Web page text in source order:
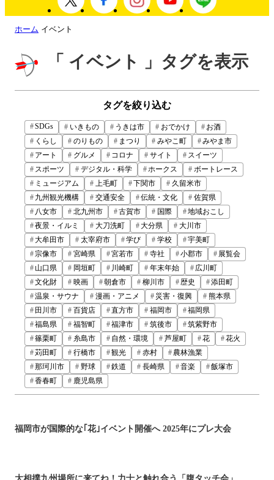
ホーム イベント
「 イベント 」タグを表示
タグを絞り込む
SDGs いきもの うきは市 おでかけ
お酒
くらし
のりもの まつり みやこ町
みやま市
アート
グルメ コロナ サイト
スイーツ
スポーツ
デジタル・科学 ホークス
ボートレース
ミュージアム
上毛町 下関市
久留米市
九州観光機構
交通安全 伝統・文化
佐賀県
八女市
北九州市 古賀市 国際
地域おこし
夜景・イルミ
大刀洗町 大分県
大川市
大牟田市
太宰府市 学び 学校
宇美町
宗像市
宮崎県 宮若市 寺社 小郡市
展覧会
山口県
岡垣町 川崎町 年末年始
広川町
文化財
映画 朝倉市 柳川市 歴史
添田町
温泉・サウナ
漫画・アニメ 災害・復興
熊本県
田川市
百貨店 直方市 福岡市
福岡県
福島県
福智町 福津市 筑後市
筑紫野市
篠栗町
糸島市 自然・環境 芦屋町 花
花火
苅田町
行橋市 観光 赤村
農林漁業
那珂川市
野球 鉄道 長崎県 音楽
飯塚市
香春町
鹿児島県
福岡市が国際的な｢花｣イベント開催へ 2025年にプレ大会